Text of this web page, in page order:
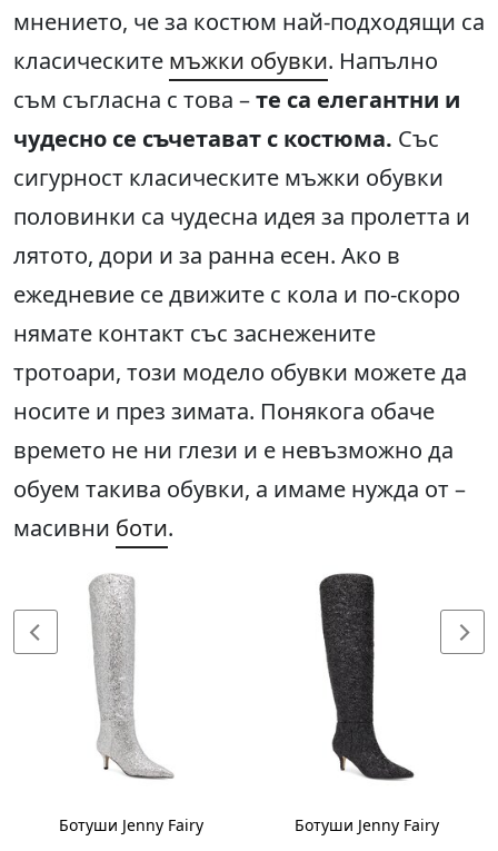
мнението, че за костюм най-подходящи са
класическите мъжки обувки. Напълно
съм съгласна с това –те са елегантни и
чудесно се съчетават с костюма. Със
сигурност класическите мъжки обувки
половинки са чудесна идея за пролетта и
лятото, дори и за ранна есен. Ако в
ежедневие се движите с кола и по-скоро
нямате контакт със заснежените
тротоари, този модело обувки можете да
носите и през зимата. Понякога обаче
времето не ни глези и е невъзможно да
обуем такива обувки, а имаме нужда от –
масивни боти.
Ботуши Jenny Fairy Ботуши Jenny Fairy